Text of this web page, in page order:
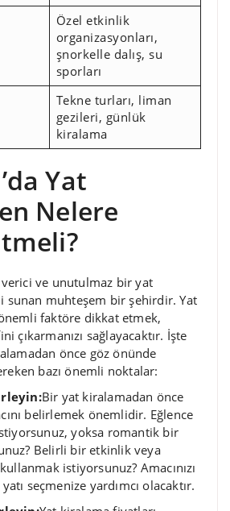
Özel etkinlik
organizasyonları,
şnorkelle dalış, su
sporları
Tekne turları, liman
gezileri, günlük
kiralama
Yat
Nelere
ve unutulmaz bir yat
sunan muhteşem bir şehirdir. Yat
faktöre dikkat etmek,
çıkarmanızı sağlayacaktır. İşte
önce göz önünde
bazı önemli noktalar:
Bir yat kiralamadan önce
belirlemek önemlidir. Eğlence
yoksa romantik bir
Belirli bir etkinlik veya
istiyorsunuz? Amacınızı
seçmenize yardımcı olacaktır.